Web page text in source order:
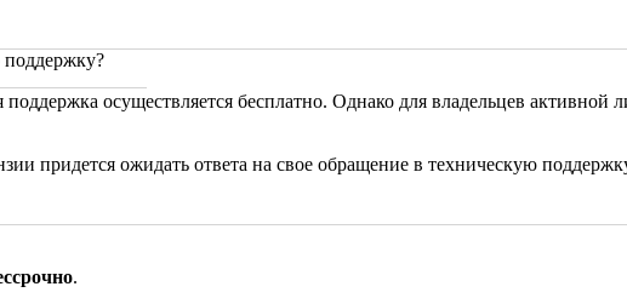
поддержку?
осуществляется бесплатно. Однако для владельцев
придется ожидать ответа на свое обращение в техническую
.